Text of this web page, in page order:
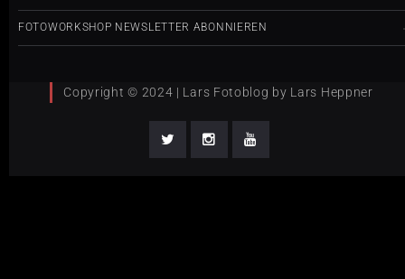
FOTOWORKSHOP NEWSLETTER ABONNIEREN
Copyright © 2024 | Lars Fotoblog by Lars Heppner